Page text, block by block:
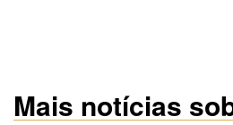
Mais notícias